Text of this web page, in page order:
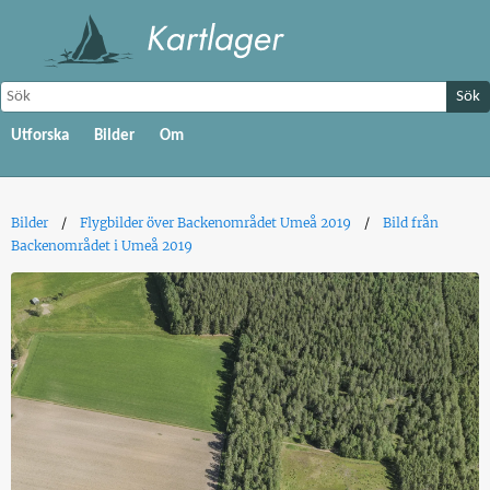
Sök
Utforska Bilder Om
Bilder Flygbilder över Backenområdet Umeå 2019
Bild från
Backenområdet i Umeå 2019